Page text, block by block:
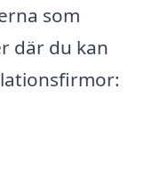
som
där du kan